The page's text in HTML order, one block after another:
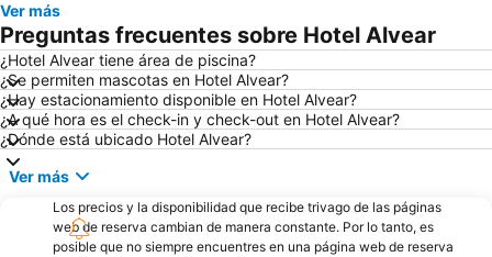
Ver más
Preguntas frecuentes sobre Hotel Alvear
¿Hotel Alvear tiene área de piscina?
¿Se permiten mascotas en Hotel Alvear?
¿Hay estacionamiento disponible en Hotel Alvear?
¿A qué hora es el check-in y check-out en Hotel Alvear?
¿Dónde está ubicado Hotel Alvear?
Ver más
Los precios y la disponibilidad que recibe trivago de las páginas
web de reserva cambian de manera constante. Por lo tanto, es
posible que no siempre encuentres en una página web de reserva